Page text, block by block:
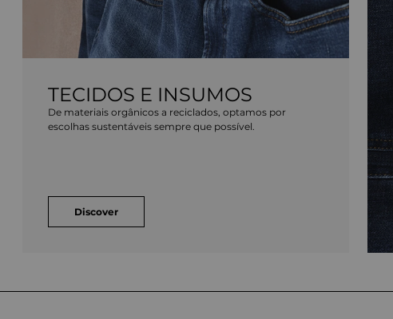
TECIDOS E INSUMOS
De materiais orgânicos a reciclados, optamos por
escolhas sustentáveis sempre que possível.
Discover